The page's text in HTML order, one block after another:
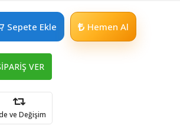
Sepete Ekle Hemen Al
VER
ve Değişim